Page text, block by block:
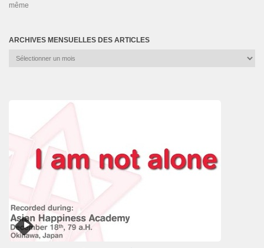
même
ARCHIVES MENSUELLES DES ARTICLES
Archives